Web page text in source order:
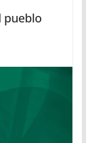
pueblo